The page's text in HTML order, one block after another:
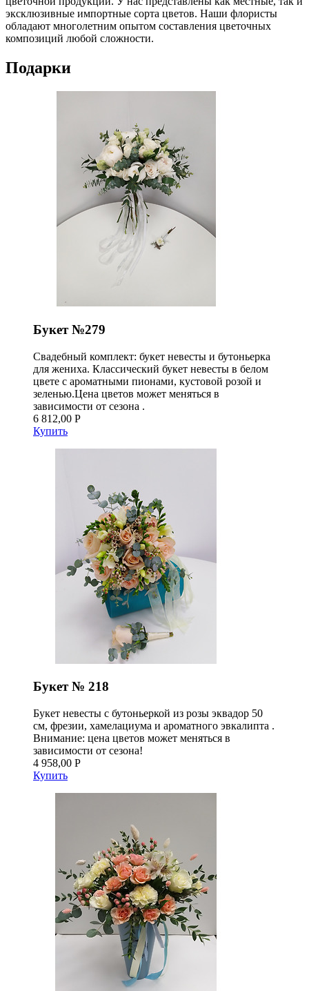
эксклюзивные импортные сорта цветов. Наши флористы
обладают многолетним опытом составления цветочных
композиций любой сложности.
Подарки
Букет №279
Свадебный комплект: букет невесты и бутоньерка
для жениха. Классический букет невесты в белом
цвете с ароматными пионами, кустовой розой и
зеленью.Цена цветов может меняться в
зависимости от сезона .
6 812,00 Р
Купить
Букет № 218
Букет невесты с бутоньеркой из розы эквадор 50
см, фрезии, хамелациума и ароматного эвкалипта .
Внимание: цена цветов может меняться в
зависимости от сезона!
4 958,00 Р
Купить